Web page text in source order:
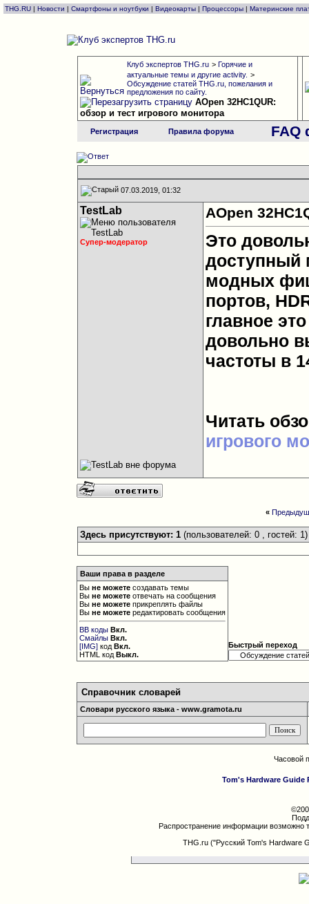
THG.RU | Новости | Смартфоны и ноутбуки | Видеокарты | Процессоры | Материнские
Клуб экспертов THG.ru > Горячие и
актуальные темы и другие activity. >
Обсуждение статей THG.ru, пожелания и
предложения по сайту.
AOpen 32HC1QUR:
обзор и тест игрового монитора
Регистрация Правила форума FAQ
07.03.2019, 01:32
TestLab
Супер-модератор
AOpen
Это
доступный
модных
портов,
главное
довольно
частоты в
Читать
игрового
«
Здесь присутствуют: 1 (пользователей: 0 , гостей: 1)
Ваши права в разделе
Выне можете создавать темы
Выне можете отвечать на сообщения
Выне можете прикреплять файлы
Выне можете редактировать сообщения
BB коды Вкл.
Смайлы Вкл.
[IMG] кодВкл.
HTML кодВыкл.
Быстрый переход
Справочник словарей
Словари русского языка - www.gramota.ru
Часовой
Tom's Hardware Guide
Распространение информации возможно
THG.ru ("Русский Tom's Hardware